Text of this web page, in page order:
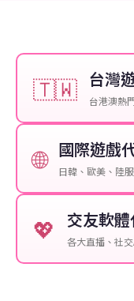
🇹🇼 台灣
台港澳熱
🌐 國際遊戲
日韓、歐美、陸
💖 交友軟
各大直播、社